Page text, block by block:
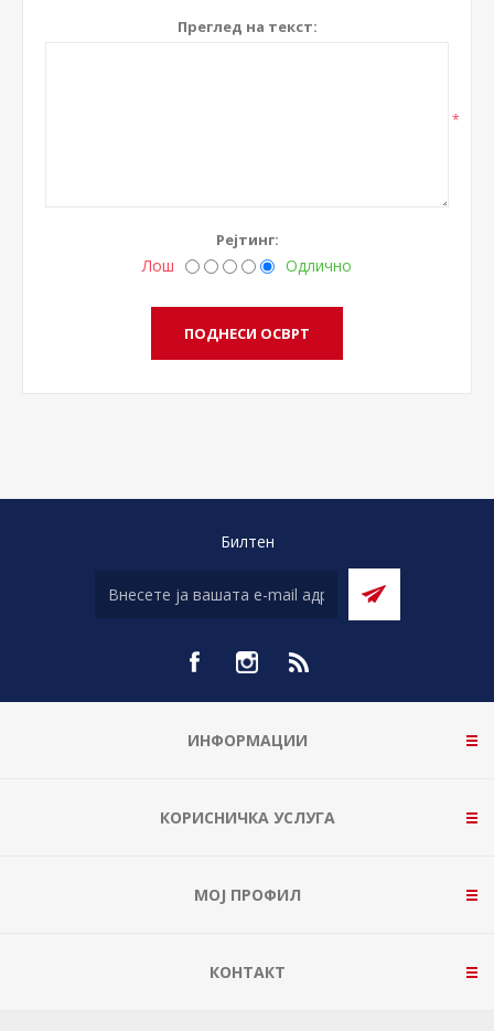
Преглед на текст:
*
Рејтинг:
Лош Одлично
Билтен
ИНФОРМАЦИИ
КОРИСНИЧКА УСЛУГА
МОЈ ПРОФИЛ
КОНТАКТ